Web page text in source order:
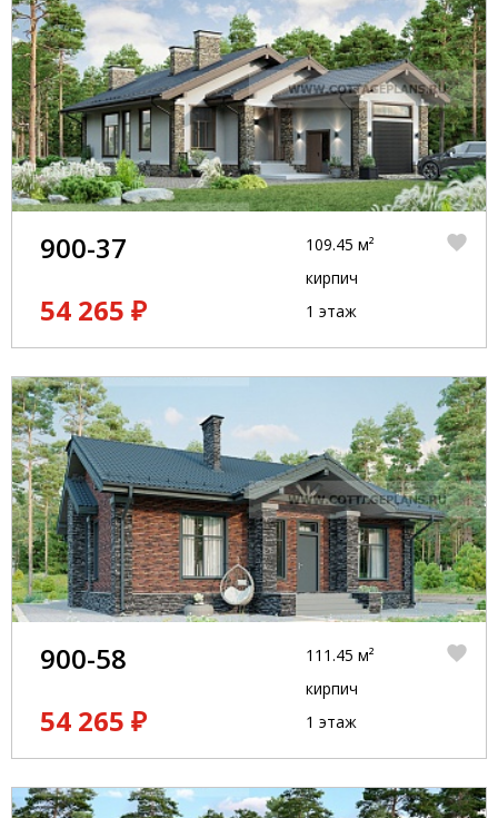
900-37
54 265 ₽
109.45 м²
кирпич
1 этаж
900-58
54 265 ₽
111.45 м²
кирпич
1 этаж